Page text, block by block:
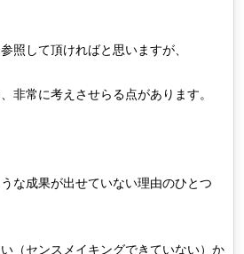
照して頂ければと思いますが、
非常に考えさせらる点があります。
な成果が出せていない理由のひとつ
（センスメイキングできていない）か